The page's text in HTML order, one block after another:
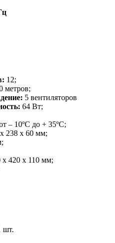
12;
метров;
5 вентиляторов
64 Вт;
– 10ºС до + 35ºС;
238 x 60 мм;
х 420 х 110 мм;
шт.